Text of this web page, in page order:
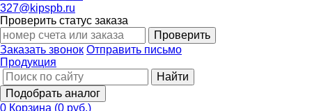
327@kipspb.ru
Проверить статус заказа
Проверить
Заказать звонок Отправить письмо
Продукция
Найти
Подобрать аналог
0 Корзина (0 руб.)